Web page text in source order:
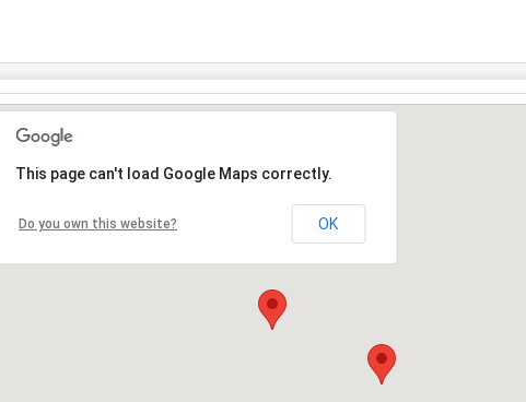
This page can't load Google Maps correctly.
Do you own this website? OK